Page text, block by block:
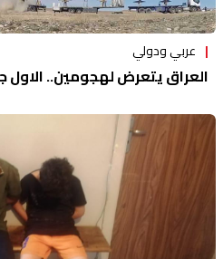
عربي ودولي
العراق يتعرض لهجومين.. الاول